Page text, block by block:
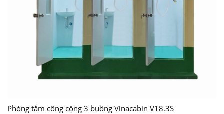
Phòng tắm công cộng 3 buồng Vinacabin V18.3S